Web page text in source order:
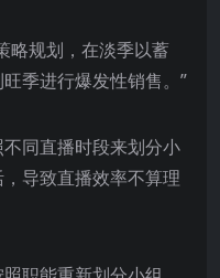
略规划，在淡季以蓄
季进行爆发性销售。”
同直播时段来划分小
导致直播效率不算理